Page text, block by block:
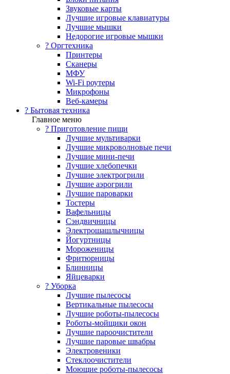
Звуковые карты
Лучшие игровые клавиатуры
Лучшие мышки
Недорогие игровые мышки
?️ Оргтехника
Принтеры
Сканеры
МФУ
Wi-Fi роутеры
Микрофоны
Веб-камеры
? Бытовая техника
Главное меню
? Приготовление пищи
Лучшие мультиварки
Лучшие микроволновые печи
Лучшие мини-печи
Лучшие хлебопечки
Лучшие электрогрили
Лучшие аэрогрили
Лучшие пароварки
Тостеры
Вафельницы
Сэндвичницы
Электрошашлычницы
Йогуртницы
Мороженицы
Фритюрницы
Блинницы
Яйцеварки
? Уборка
Лучшие пылесосы
Вертикальные пылесосы
Лучшие роботы-пылесосы
Роботы-мойщики окон
Лучшие пароочистители
Лучшие паровые швабры
Электровеники
Стеклоочистители
Моющие роботы-пылесосы